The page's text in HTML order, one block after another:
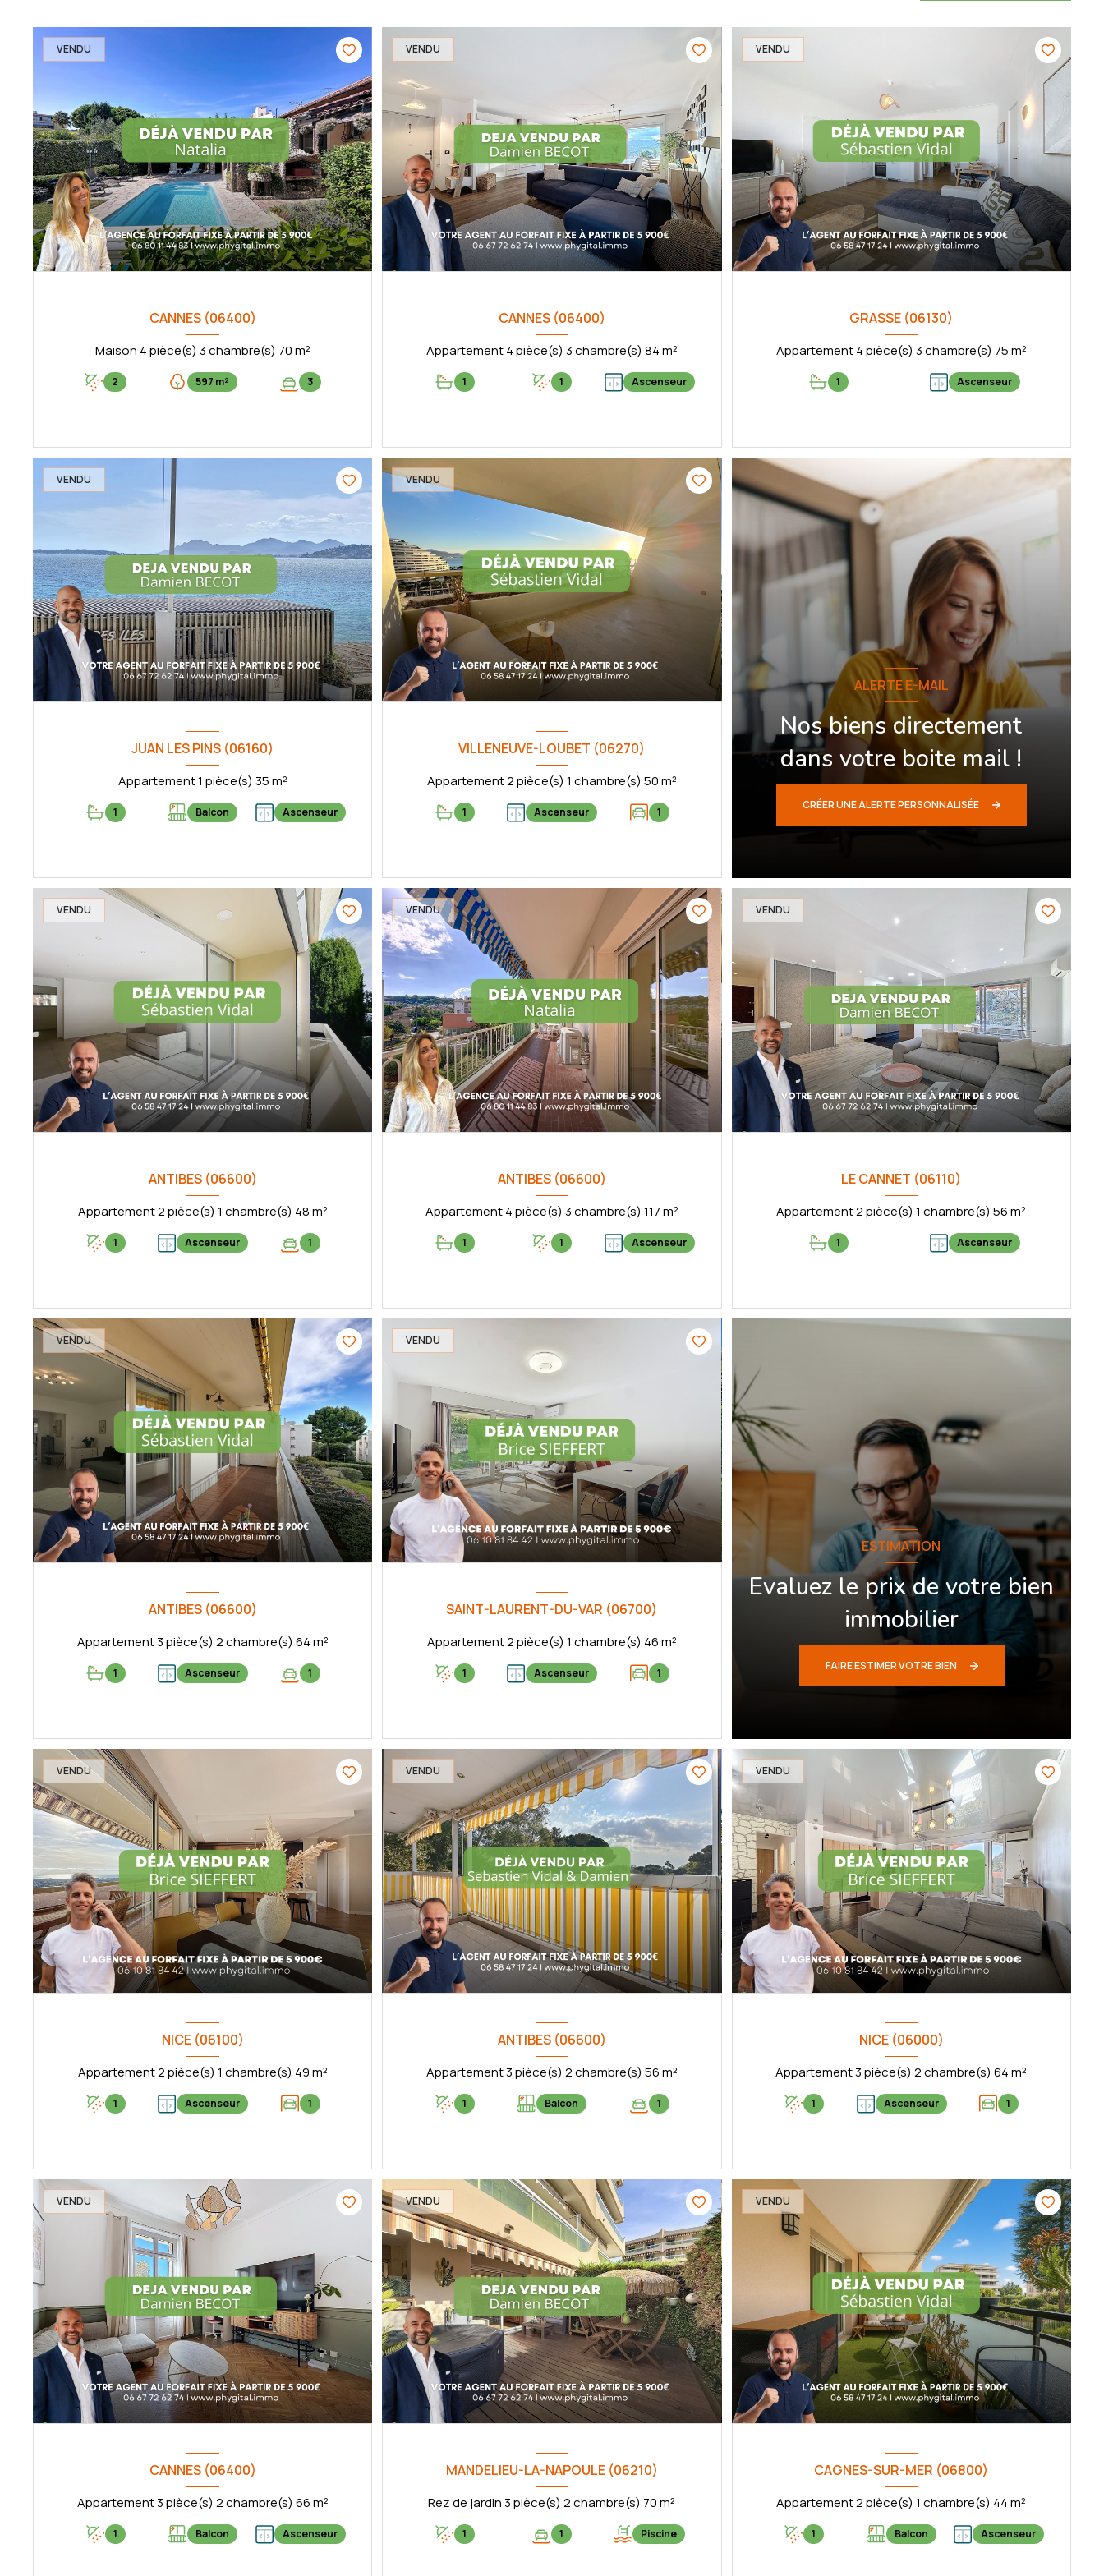
VENDU
CANNES (06400)
Maison 4 pièce(s) 3 chambre(s) 70 m²
2 597 m² 3
VENDU
CANNES (06400)
Appartement 4 pièce(s) 3 chambre(s) 84 m²
1 1 Ascenseur
VENDU
GRASSE (06130)
Appartement 4 pièce(s) 3 chambre(s) 75 m²
1 Ascenseur
VENDU
JUAN LES PINS (06160)
Appartement 1 pièce(s) 35 m²
1 Balcon Ascenseur
VENDU
VILLENEUVE-LOUBET (06270)
Appartement 2 pièce(s) 1 chambre(s) 50 m²
1 Ascenseur 1
ALERTE E-MAIL
Nos biens directement
dans votre boite mail !
CRÉER UNE ALERTE PERSONNALISÉE
VENDU
ANTIBES (06600)
Appartement 2 pièce(s) 1 chambre(s) 48 m²
1 Ascenseur 1
VENDU
ANTIBES (06600)
Appartement 4 pièce(s) 3 chambre(s) 117 m²
1 1 Ascenseur
VENDU
LE CANNET (06110)
Appartement 2 pièce(s) 1 chambre(s) 56 m²
1 Ascenseur
VENDU
ANTIBES (06600)
Appartement 3 pièce(s) 2 chambre(s) 64 m²
1 Ascenseur 1
VENDU
SAINT-LAURENT-DU-VAR (06700)
Appartement 2 pièce(s) 1 chambre(s) 46 m²
1 Ascenseur 1
ESTIMATION
Evaluez le prix de votre bien
immobilier
FAIRE ESTIMER VOTRE BIEN
VENDU
NICE (06100)
Appartement 2 pièce(s) 1 chambre(s) 49 m²
1 Ascenseur 1
VENDU
ANTIBES (06600)
Appartement 3 pièce(s) 2 chambre(s) 56 m²
1 Balcon 1
VENDU
NICE (06000)
Appartement 3 pièce(s) 2 chambre(s) 64 m²
1 Ascenseur 1
VENDU
CANNES (06400)
Appartement 3 pièce(s) 2 chambre(s) 66 m²
1 Balcon Ascenseur
VENDU
MANDELIEU-LA-NAPOULE (06210)
Rez de jardin 3 pièce(s) 2 chambre(s) 70 m²
1 1 Piscine
VENDU
CAGNES-SUR-MER (06800)
Appartement 2 pièce(s) 1 chambre(s) 44 m²
1 Balcon Ascenseur